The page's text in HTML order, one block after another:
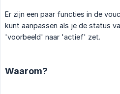
Er zijn een paar functies in de
kunt aanpassen als je de status
'voorbeeld' naar 'actief' zet.
Waarom?